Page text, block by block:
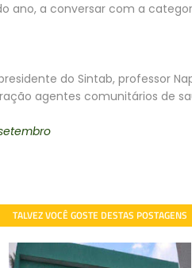
ano, a conversar com a
do Sintab, professor
agentes comunitários de
TALVEZ VOCÊ GOSTE DESTAS POSTAGENS